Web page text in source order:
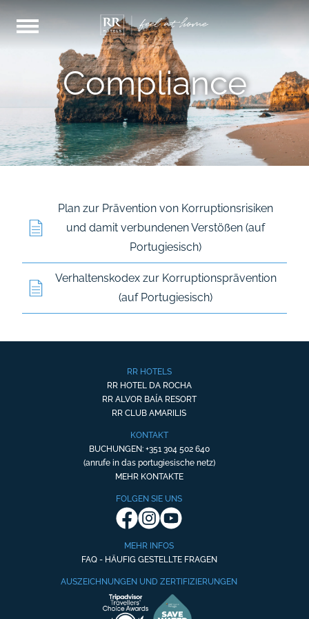
Compliance
Plan zur Prävention von Korruptionsrisiken
und damit verbundenen Verstößen (auf
Portugiesisch)
Verhaltenskodex zur Korruptionsprävention
(auf Portugiesisch)
RR HOTELS
RR HOTEL DA ROCHA
RR ALVOR BAÍA RESORT
RR CLUB AMARILIS
KONTAKT
BUCHUNGEN: +351 304 502 640
(anrufe in das portugiesische netz)
MEHR KONTAKTE
FOLGEN SIE UNS
MEHR INFOS
FAQ - HÄUFIG GESTELLTE FRAGEN
AUSZEICHNUNGEN UND ZERTIFIZIERUNGEN